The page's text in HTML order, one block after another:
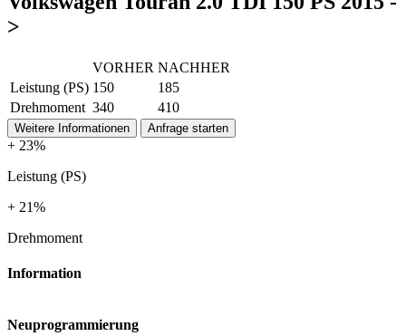
>
VORHER NACHHER
Leistung (PS) 150
185
Drehmoment 340 410
Weitere Informationen Anfrage starten
+ 23%
Leistung (PS)
+ 21%
Drehmoment
Information
Neuprogrammierung